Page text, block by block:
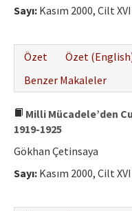
Sayı: Kasım 2000, Cilt XVI
Özet
Özet
Benzer Makaleler
Milli Mücadele’den
1919-1925
Gökhan Çetinsaya
Sayı: Kasım 2000, Cilt XVI